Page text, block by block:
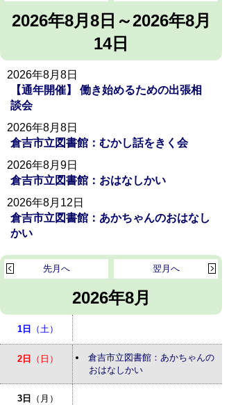
2026年8月8日～2026年8月
14日
2026年8月8日
【通年開催】 働き始めるための出張相
談会
2026年8月8日
倉吉市立図書館：むかし話をきく会
2026年8月9日
倉吉市立図書館：おはなしかい
2026年8月12日
倉吉市立図書館：あかちゃんのおはなし
かい
2026年8月
翌月へ
先月へ
1日 （土）
2日 （日）
倉吉市立図書館：あかちゃんの
おはなしかい
3日 （月）